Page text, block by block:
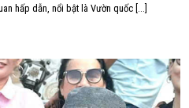
hấp dẫn, nổi bật là Vườn quốc [...]